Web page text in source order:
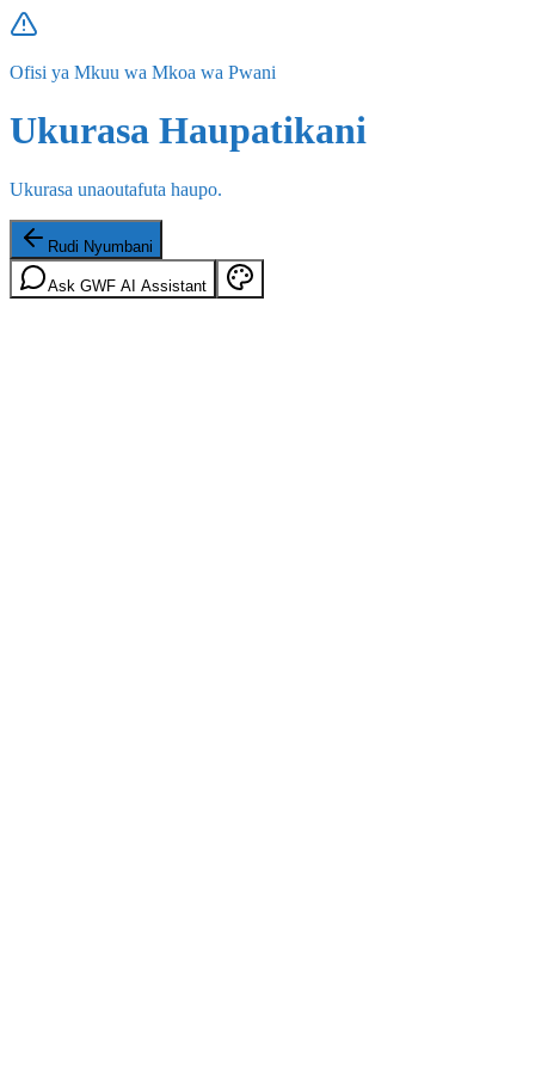
Ofisi ya Mkuu wa Mkoa wa Pwani
Ukurasa Haupatikani
Ukurasa unaoutafuta haupo.
Rudi Nyumbani
Ask GWF AI Assistant